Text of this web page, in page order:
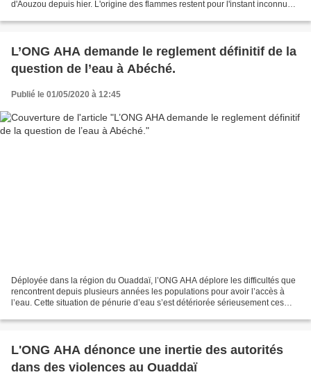
d'Aouzou depuis hier. L'origine des flammes restent pour l'instant inconnue.
L’ONG AHA demande le reglement définitif de la
question de l’eau à Abéché.
Publié le 01/05/2020 à 12:45
Déployée dans la région du Ouaddaï, l’ONG AHA déplore les difficultés que
rencontrent depuis plusieurs années les populations pour avoir l’accès à
l’eau. Cette situation de pénurie d’eau s’est détériorée sérieusement ces
L'ONG AHA dénonce une inertie des autorités
dans des violences au Ouaddaï